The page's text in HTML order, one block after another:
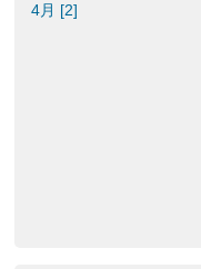
4月 [2]